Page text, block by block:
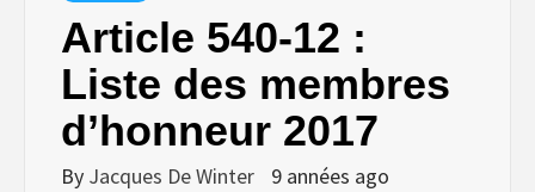
Article 540-12 :
Liste des membres
d’honneur 2017
By Jacques De Winter 9 années ago